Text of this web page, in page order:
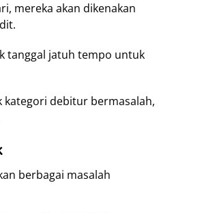
mereka akan dikenakan
tanggal jatuh tempo untuk
kategori debitur bermasalah,
berbagai masalah